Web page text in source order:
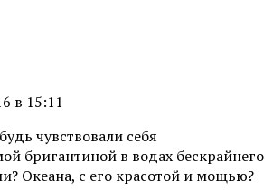
в 15:11
чувствовали себя
бригантиной в водах бескрайнего
Океана, с его красотой и мощью?